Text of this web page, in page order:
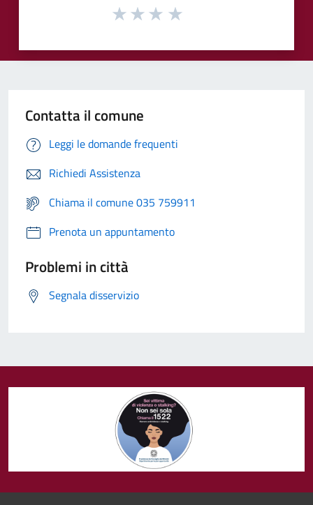
Contatta il comune
Leggi le domande frequenti
Richiedi Assistenza
Chiama il comune 035 759911
Prenota un appuntamento
Problemi in città
Segnala disservizio